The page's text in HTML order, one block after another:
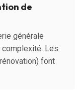
de
générale
Les
font